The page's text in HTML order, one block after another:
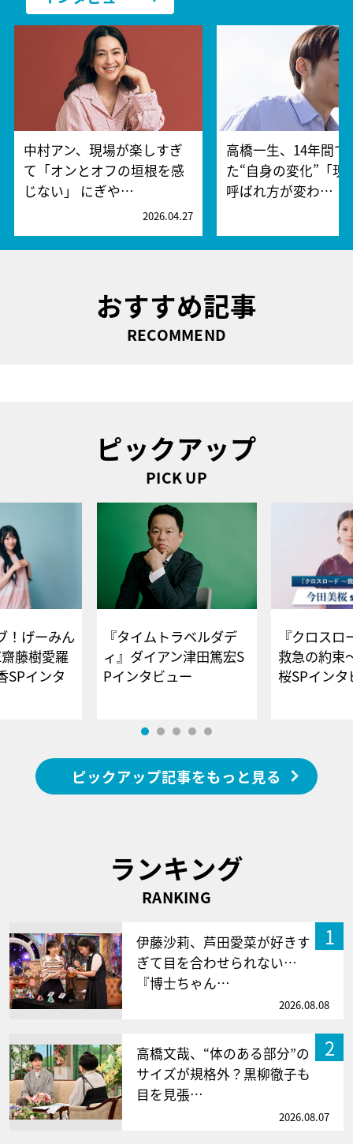
中村アン、現場が楽しすぎ
て「オンとオフの垣根を感
じない」 にぎや…
2026.04.27
高橋一生、14年間で
た“自身の変化”「現
呼ばれ方が変わ…
おすすめ記事
RECOMMEND
ピックアップ
PICK UP
！げーみん
藤樹愛羅
SPインタ
『タイムトラベルダデ
ィ』ダイアン津田篤宏S
Pインタビュー
『クロス
救急の約束
桜SPイ
ピックアップ記事をもっと見る
ランキング
RANKING
1
伊藤沙莉、芦田愛菜が好きす
ぎて目を合わせられない…
『博士ちゃん…
2026.08.08
2
高橋文哉、“体のある部分”の
サイズが規格外？黒柳徹子も
目を見張…
2026.08.07